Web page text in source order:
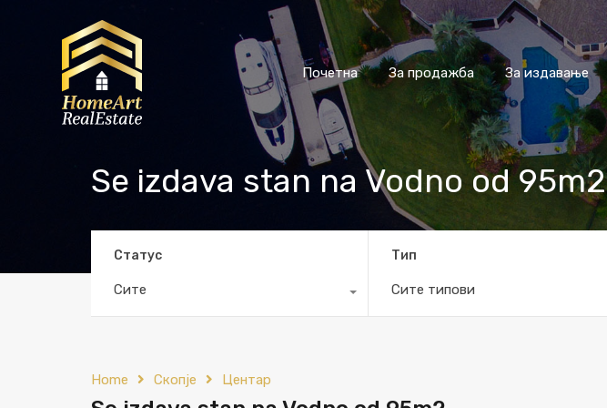
Почетна За продажба За издавање
Se izdava stan na Vodno od 95m2
Статус
Сите
Тип
Сите типови
Home Скопје Центар